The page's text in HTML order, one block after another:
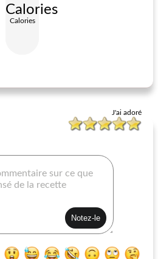
Calories
Calories
J'ai adoré